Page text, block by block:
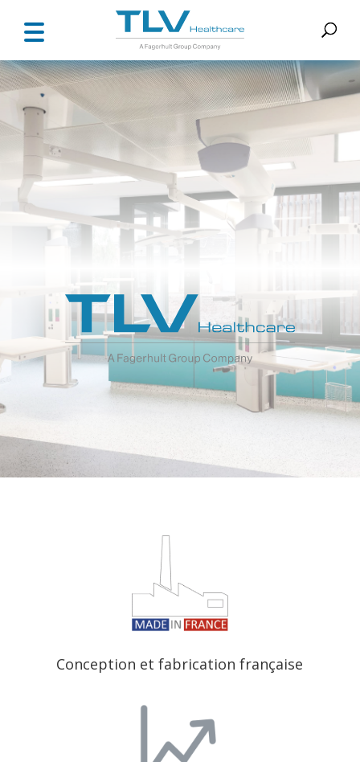
Conception et fabrication française